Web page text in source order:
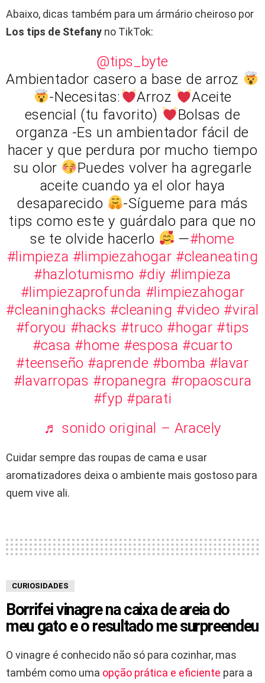
Abaixo, dicas também para um ármário cheiroso por
Los tips de Stefany no TikTok:
@tips_byte
Ambientador casero a base de arroz
-Necesitas:
Arroz
Aceite
esencial (tu favorito)
Bolsas de
organza -Es un ambientador fácil de
hacer y que perdura por mucho tiempo
su olor
Puedes volver ha agregarle
aceite cuando ya el olor haya
desaparecido
-Sígueme para más
tips como este y guárdalo para que no
se te olvide hacerlo
—#home
#limpieza #limpiezahogar #cleaneating
#hazlotumismo #diy #limpieza
#limpiezaprofunda #limpiezahogar
#cleaninghacks #cleaning #video #viral
#foryou #hacks #truco #hogar #tips
#casa #home #esposa #cuarto
#teenseño #aprende #bomba #lavar
#lavarropas #ropanegra #ropaoscura
#fyp #parati
♬ sonido original – Aracely
Cuidar sempre das roupas de cama e usar
aromatizadores deixa o ambiente mais gostoso para
quem vive ali.
CURIOSIDADES
Borrifei vinagre na caixa de areia do
meu gato e o resultado me surpreendeu
O vinagre é conhecido não só para cozinhar, mas
também como uma opção prática e eficiente para a